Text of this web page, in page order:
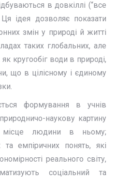
в довкіллі (“все
ідея дозволяє показати
змін у природі й житті
таких глобальних, але
кругообіг води в природі,
що в цілісному і єдиному
формування в учнів
наукову картину
місце людини в ньому;
та емпіричних понять, які
реального світу,
соціальний та